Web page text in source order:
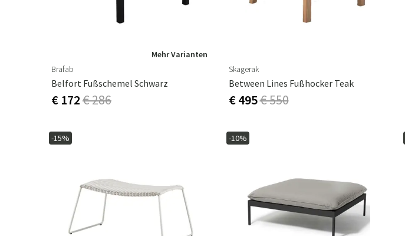
Mehr Varianten
Brafab
Belfort Fußschemel Schwarz
€ 172€ 286
Skagerak
Between Lines Fußhocker Teak
€ 495€ 550
-15% -10%